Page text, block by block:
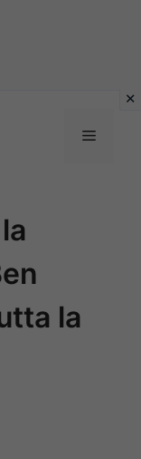
Menu
la